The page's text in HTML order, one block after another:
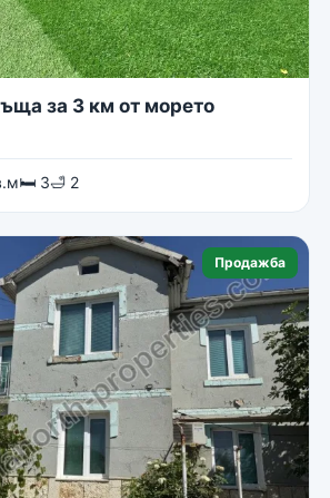
за 3 км от морето
🛏 3🛁 2
Продажба